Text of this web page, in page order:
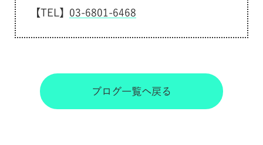
【TEL】 03-6801-6468
ブログ一覧へ戻る